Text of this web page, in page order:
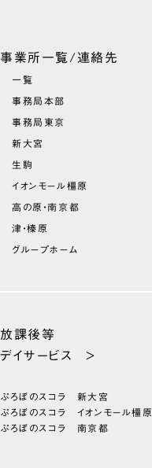
事業所一覧/連絡先
一覧
事務局本部
事務局東京
新大宮
生駒
イオンモール橿原
高の原・南京都
津・榛原
グループホーム
放課後等
デイサービス >
ぷろぼのスコラ 新大宮
ぷろぼのスコラ イオンモール橿原
ぷろぼのスコラ 南京都